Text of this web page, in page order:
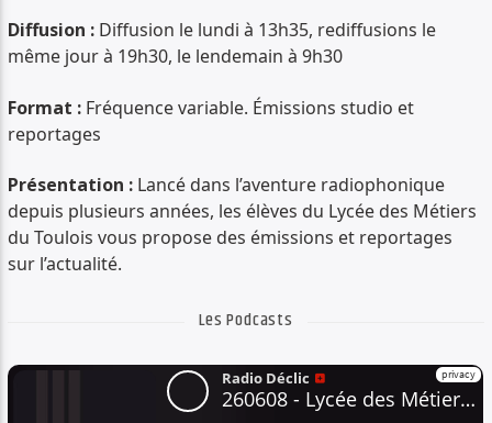
PISTE ACTUELLE
ANDRÉ
BODH'AKTAN
Diffusion : Diffusion le lundi à 13h35, rediffusions le
même jour à 19h30, le lendemain à 9h30
Format : Fréquence variable. Émissions studio et
reportages
Présentation : Lancé dans l’aventure radiophonique
depuis plusieurs années, les élèves du Lycée des Métiers
du Toulois vous propose des émissions et reportages
sur l’actualité.
Les Podcasts